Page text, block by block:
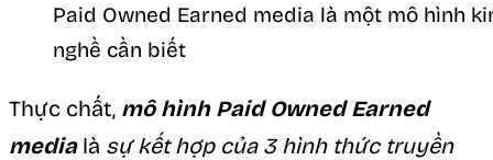
Paid Owned Earned media là một mô hình
nghề cần biết
Thực chất, mô hình Paid Owned Earned
medialà sự kết hợp của 3 hình thức truyền